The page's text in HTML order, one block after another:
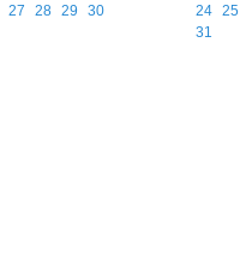
27 28 29 30
24 25
31